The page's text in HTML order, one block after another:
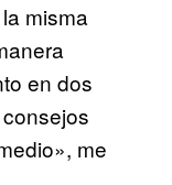
misma
en dos
me